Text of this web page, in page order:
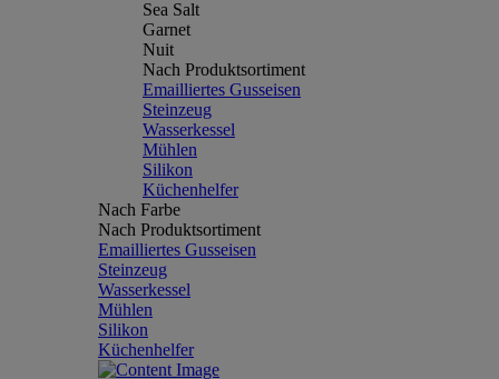
Sea Salt
Garnet
Nuit
Nach Produktsortiment
Emailliertes Gusseisen
Steinzeug
Wasserkessel
Mühlen
Silikon
Küchenhelfer
Nach Farbe
Nach Produktsortiment
Emailliertes Gusseisen
Steinzeug
Wasserkessel
Mühlen
Silikon
Küchenhelfer